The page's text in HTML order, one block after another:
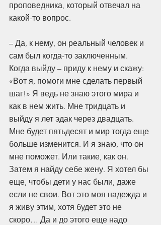
проповедника, который отвечал на
какой-то вопрос.
– Да, к нему, он реальный человек и
сам был когда-то заключенным.
Когда выйду – приду к нему и скажу:
«Вот я, помоги мне сделать первый
шаг!» Я ведь не знаю этого мира и
как в нем жить. Мне тридцать и
выйду я лет эдак через двадцать.
Мне будет пятьдесят и мир тогда еще
больше изменится. И я знаю, что он
мне поможет. Или такие, как он.
Затем я найду себе жену. Я хотел бы
еще, чтобы дети у нас были, даже
если не свои. Вот это моя надежда и
я живу этим, хотя будет это не
скоро… Да и до этого еще надо